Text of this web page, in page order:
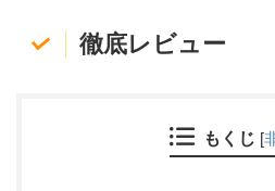
徹底レビュー
もくじ [